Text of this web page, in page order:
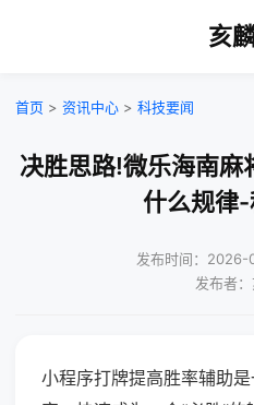
亥
首页 > 资讯中心 > 科技要闻
决胜思路!微乐海南麻
什么规律-
发布时间：2026-
发布者
小程序打牌提高胜率辅助